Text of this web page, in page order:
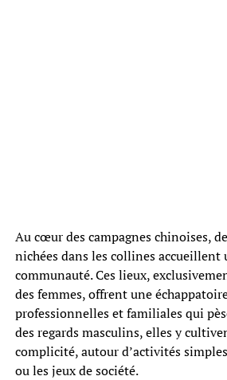
Au cœur des campagnes chinoises,
nichées dans les collines accueillent
communauté. Ces lieux,
des femmes, offrent une
professionnelles et familiales qui
des regards masculins, elles y
complicité, autour d’activités
ou les jeux de société.